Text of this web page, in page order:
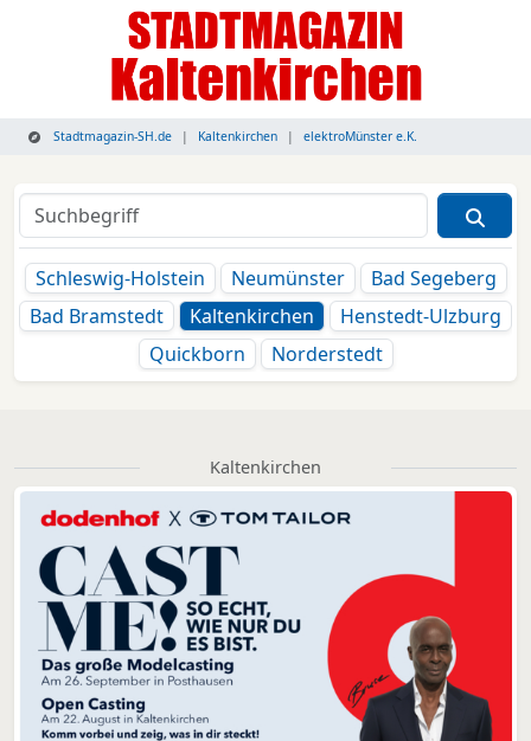
Stadtmagazin-SH.de Kaltenkirchen elektroMünster e.K.
Schleswig-Holstein Neumünster
Bad Segeberg
Bad Bramstedt
Kaltenkirchen
Henstedt-Ulzburg
Quickborn
Norderstedt
Kaltenkirchen